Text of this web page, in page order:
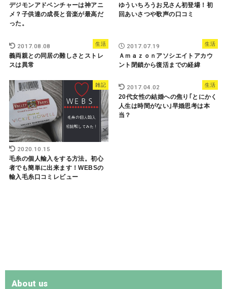
デジモンアドベンチャーは神アニ
メ？子供達の成長と音楽が最高だ
った。
ゆういちろうお兄さん初登場！初
回あいさつや歌声の口コミ
生活
2017.08.08
義両親との同居の難しさとストレ
スは異常
生活
2017.07.19
Ａｍａｚｏｎアソシエイトアカウ
ント閉鎖から復活までの経緯
雑記
2020.10.15
毛糸の個人輸入をする方法。初心
者でも簡単に出来ます！WEBSの
輸入毛糸口コミレビュー
生活
2017.04.02
20代女性の結婚への焦り｢とにかく
人生は時間がない｣早婚思考は本
当？
About us